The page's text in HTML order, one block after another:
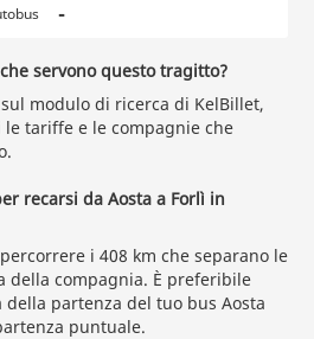
-
servono questo tragitto?
modulo di ricerca di KelBillet,
tariffe e le compagnie che
recarsi da Aosta a Forlì in
i 408 km che separano le
della compagnia. È preferibile
partenza del tuo bus Aosta
puntuale.